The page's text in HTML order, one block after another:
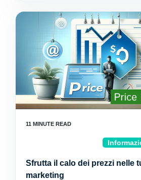
Sfrutta il calo dei prezzi nelle
marketing